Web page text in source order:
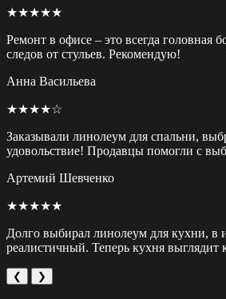
★★★★★
Ремонт в офисе – это всегда
следов от стульев. Рекомендую!
Анна Васильева
★★★★☆
Заказывали линолеум для спальни,
удовольствие! Продавцы помогли с
Артемий Шевченко
★★★★★
Долго выбирал линолеум для кухни, в
реалистичный. Теперь кухня выглядит
❮ ❯